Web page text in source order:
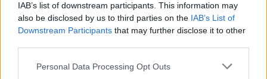
IAB’s list of downstream participants. This information may
also be disclosed by us to third parties on the IAB’s List of
Downstream Participants that may further disclose it to other
Please note that this website/app uses one or more Google
Personal Data Processing Opt Outs